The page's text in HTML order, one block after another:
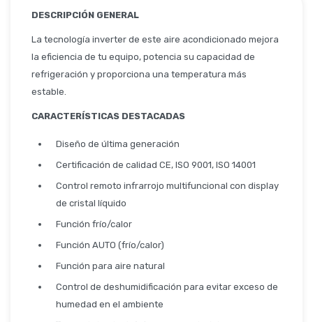
DESCRIPCIÓN GENERAL
La tecnología inverter de este aire acondicionado mejora
la eficiencia de tu equipo, potencia su capacidad de
refrigeración y proporciona una temperatura más
estable.
CARACTERÍSTICAS DESTACADAS
Diseño de última generación
Certificación de calidad CE, ISO 9001, ISO 14001
Control remoto infrarrojo multifuncional con display
de cristal líquido
Función frío/calor
Función AUTO (frío/calor)
Función para aire natural
Control de deshumidificación para evitar exceso de
humedad en el ambiente
Papelería
Seguridad
Limpieza Profesional